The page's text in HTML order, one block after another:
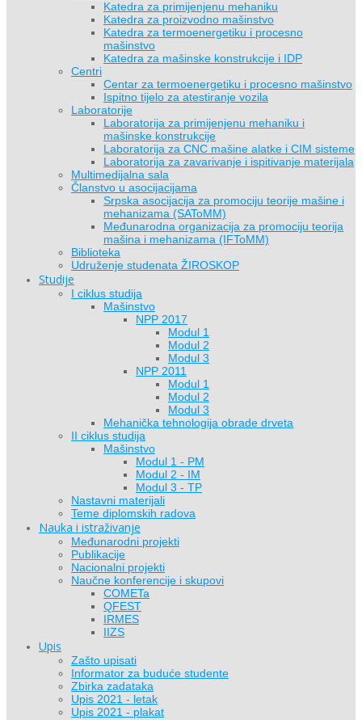
Katedra za primijenjenu mehaniku
Katedra za proizvodno mašinstvo
Katedra za termoenergetiku i procesno
mašinstvo
Katedra za mašinske konstrukcije i IDP
Centri
Centar za termoenergetiku i procesno mašinstvo
Ispitno tijelo za atestiranje vozila
Laboratorije
Laboratorija za primijenjenu mehaniku i
mašinske konstrukcije
Laboratorija za CNC mašine alatke i CIM sisteme
Laboratorija za zavarivanje i ispitivanje materijala
Multimedijalna sala
Članstvo u asocijacijama
Srpska asocijacija za promociju teorije mašine i
mehanizama (SAToMM)
Međunarodna organizacija za promociju teorija
mašina i mehanizama (IFToMM)
Biblioteka
Udruženje studenata ŽIROSKOP
Studije
I ciklus studija
Mašinstvo
NPP 2017
Modul 1
Modul 2
Modul 3
NPP 2011
Modul 1
Modul 2
Modul 3
Mehanička tehnologija obrade drveta
II ciklus studija
Mašinstvo
Modul 1 - PM
Modul 2 - IM
Modul 3 - TP
Nastavni materijali
Teme diplomskih radova
Nauka i istraživanje
Međunarodni projekti
Publikacije
Nacionalni projekti
Naučne konferencije i skupovi
COMETa
QFEST
IRMES
IIZS
Upis
Zašto upisati
Informator za buduće studente
Zbirka zadataka
Upis 2021 - letak
Upis 2021 - plakat